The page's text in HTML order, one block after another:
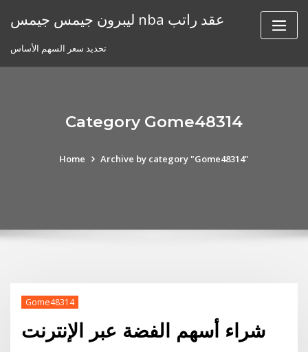
ليبرون جيمس جيمس nba عقد راتب
تحديد سعر السهم الأساس
Category Gome48314
Home Archive by category "Gome48314"
Gome48314
شراء أسهم الفضة عبر الإنترنت